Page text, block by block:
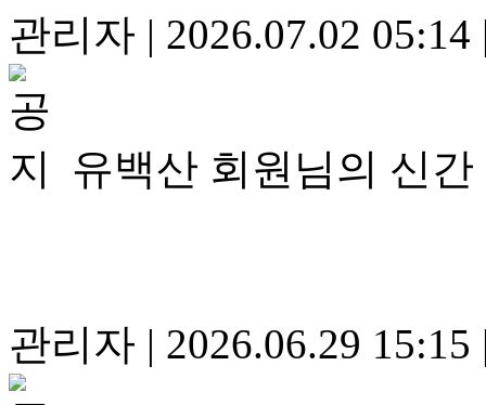
관리자 | 2026.07.02 05:14
유백산 회원님의 신
관리자 | 2026.06.29 15:15